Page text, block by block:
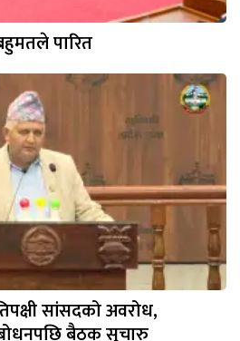
पारित
सांसदको अवरोध,
बैठक सुचारु